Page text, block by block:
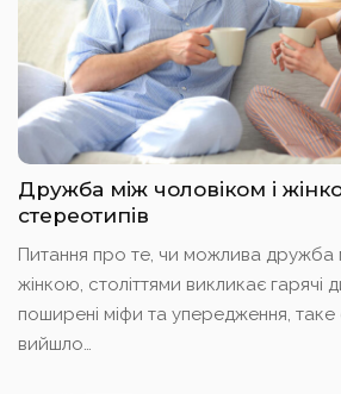
Дружба між чоловіком і
стереотипів
Питання про те, чи можлива дружба
жінкою, століттями викликає гарячі
поширені міфи та упередження, таке
вийшло…